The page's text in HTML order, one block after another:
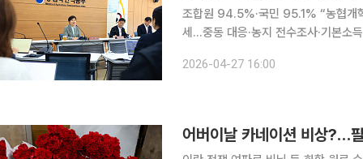
조합원 94.5%·국민 95.1% “농협개
세…중동 대응·농지 전수조사·기본소득도 점검 송미령 농림축산식품부 장관은
2026-04-27 16:00
어버이날 카네이션 비상?…